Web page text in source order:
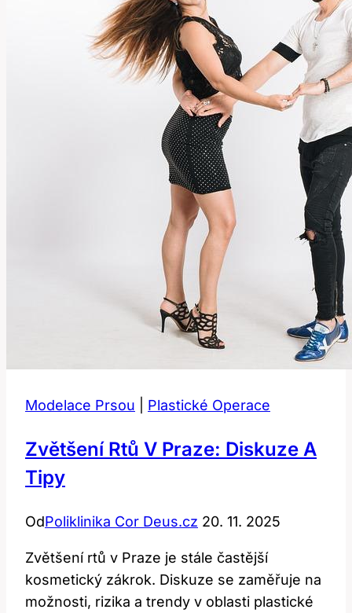
Modelace Prsou Plastické Operace
Zvětšení Rtů V Praze: Diskuze A
Tipy
OdPoliklinika Cor Deus.cz 20. 11. 2025
Zvětšení rtů v Praze je stále častější
kosmetický zákrok. Diskuze se zaměřuje na
možnosti, rizika a trendy v oblasti plastické